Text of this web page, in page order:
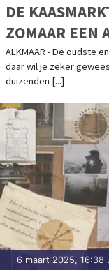
DE
ZOMAAR EEN
ALKMAAR - De oudste
daar wil je zeker
duizenden [...]
6 maart 2025, 16:38